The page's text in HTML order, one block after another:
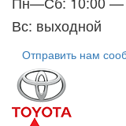
Вс: выходной
Отправить нам